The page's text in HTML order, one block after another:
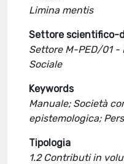
Limina mentis
Settore scientifico-
Settore M-PED/01 -
Sociale
Keywords
Manuale; Società
epistemologica;
Tipologia
1.2 Contributi in